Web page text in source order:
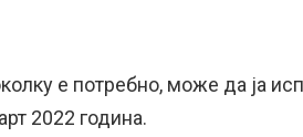
е потребно, може да ја
2022 година.